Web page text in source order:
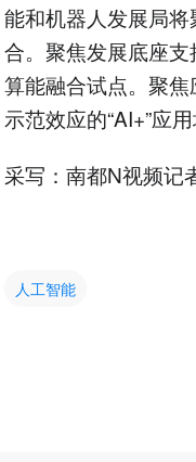
能和机器人发展局
合。聚焦发展底座
算能融合试点。聚
示范效应的“AI+”应用
采写：南都N视频记
人工智能